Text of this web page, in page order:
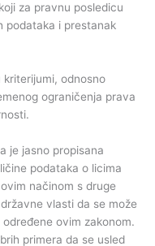
za pravnu posledicu
podataka i prestanak
kriterijumi, odnosno
ograničenja prava
je jasno propisana
podataka o licima
načinom s druge
vlasti da se može
ovim zakonom.
primera da se usled